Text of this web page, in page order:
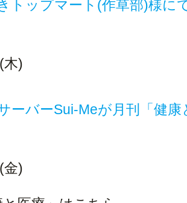
トップマート(作草部)様に
木)
ーバーSui-Meが月刊「健
金)